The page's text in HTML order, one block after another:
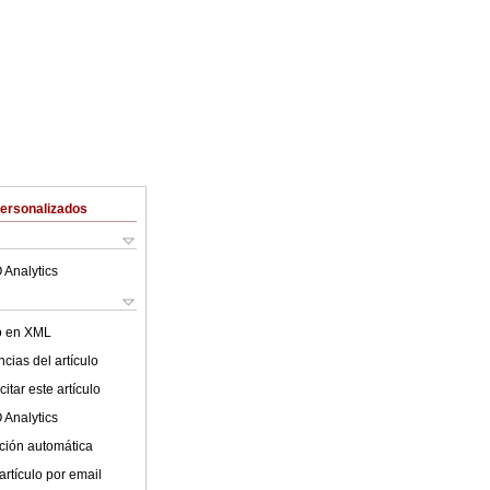
Analytics
en XML
del artículo
este artículo
Analytics
automática
por email